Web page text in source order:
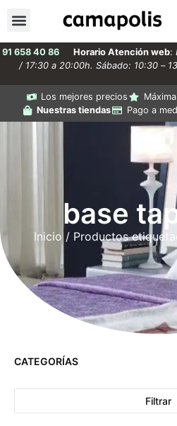
91 658 40 86 Horario Atención web:
/ 17:30 a 20:00h. Sábado: 10:30 –
Los mejores precios
Nuestras tiendas
Pago a
base
Inicio/ Productos
CATEGORÍAS
Filtrar